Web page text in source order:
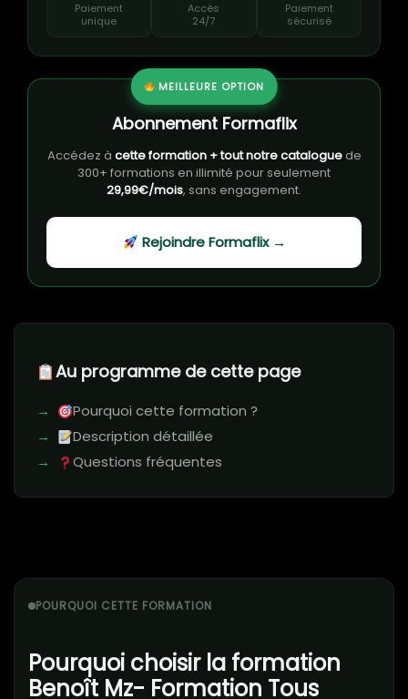
Au programme de cette page
Pourquoi cette formation ?
Description détaillée
Questions fréquentes
POURQUOI CETTE FORMATION
Pourquoi choisir la formation
Benoît Mz- Formation Tous
Paiement
unique
Accès
24/7
Paiement
sécurisé
MEILLEURE OPTION
Abonnement Formaflix
Accédez à cette formation + tout notre cataloguede
300+ formations en illimité pour seulement
29,99€/mois, sans engagement.
Rejoindre Formaflix →